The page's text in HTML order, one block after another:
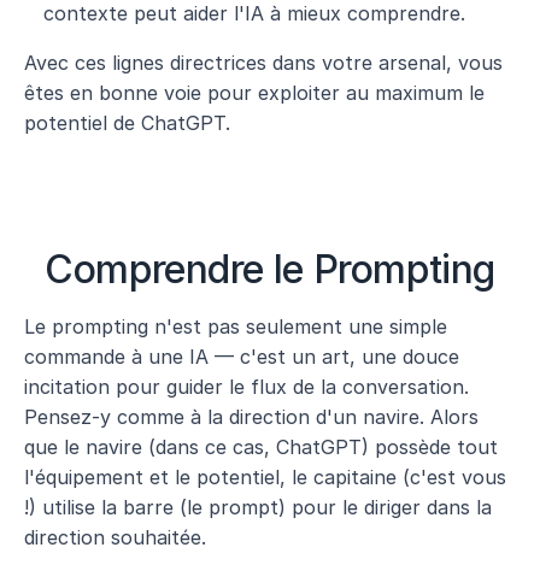
contexte peut aider l'IA à mieux comprendre.
Avec ces lignes directrices dans votre arsenal, vous
êtes en bonne voie pour exploiter au maximum le
potentiel de ChatGPT.
Comprendre le Prompting
Le prompting n'est pas seulement une simple
commande à une IA — c'est un art, une douce
incitation pour guider le flux de la conversation.
Pensez-y comme à la direction d'un navire. Alors
que le navire (dans ce cas, ChatGPT) possède tout
l'équipement et le potentiel, le capitaine (c'est vous
!) utilise la barre (le prompt) pour le diriger dans la
direction souhaitée.